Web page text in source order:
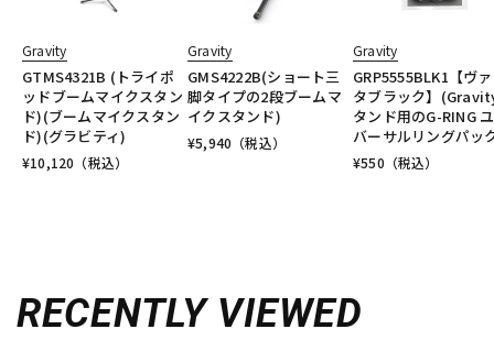
Gravity
GTMS4321B (トライポ
ッドブームマイクスタン
ド)(ブームマイクスタン
ド)(グラビティ)
¥10,120 （税込）
Gravity
GMS4222B(ショート三
脚タイプの2段ブームマ
イクスタンド)
¥5,940 （税込）
Gravity
GRP5555BLK1【ヴ
タブラック】
タンド用のG-RING
バーサルリングパッ
¥550 （税込）
RECENTLY VIEWED